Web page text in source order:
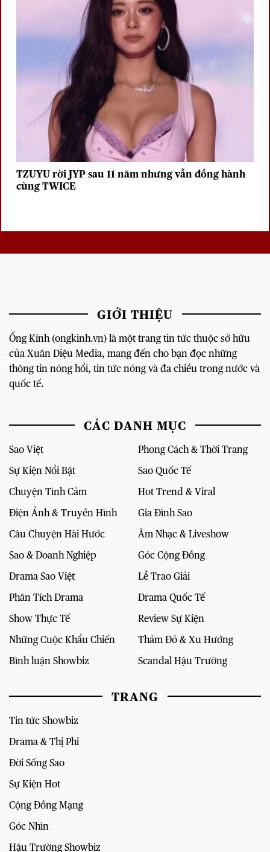
TZUYU rời JYP sau 11 năm nhưng vẫn đồng hành
cùng TWICE
GIỚI THIỆU
Ống Kính (ongkinh.vn) là một trang tin tức thuộc sở hữu
của Xuân Diệu Media, mang đến cho bạn đọc những
thông tin nóng hổi, tin tức nóng và đa chiều trong nước và
quốc tế.
CÁC DANH MỤC
Sao Việt
Phong Cách & Thời Trang
Sự Kiện Nổi Bật
Sao Quốc Tế
Chuyện Tình Cảm
Hot Trend & Viral
Điện Ảnh & Truyền Hình
Gia Đình Sao
Câu Chuyện Hài Hước
Âm Nhạc & Liveshow
Sao & Doanh Nghiệp
Góc Cộng Đồng
Drama Sao Việt
Lễ Trao Giải
Phân Tích Drama
Drama Quốc Tế
Show Thực Tế
Review Sự Kiện
Những Cuộc Khẩu Chiến
Thảm Đỏ & Xu Hướng
Bình luận Showbiz
Scandal Hậu Trường
TRANG
Tin tức Showbiz
Drama & Thị Phi
Đời Sống Sao
Sự Kiện Hot
Cộng Đồng Mạng
Góc Nhìn
Hậu Trường Showbiz